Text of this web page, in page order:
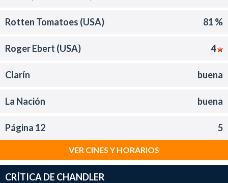
Rotten Tomatoes (USA) 81 %
Roger Ebert (USA) 4
Clarín buena
La Nación buena
Página 12 5
VER CINES Y HORARIOS
CRÍTICA DE CHANDLER